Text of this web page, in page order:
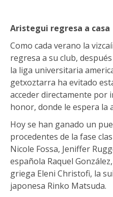
Aristegui regresa a casa
Como cada verano la
regresa a su club,
la liga universitaria
getxoztarra ha evitado
acceder directamente por
honor, donde le espera la
Hoy se han ganado un
procedentes de la fase
Nicole Fossa, Jeniffer
española Raquel
griega Eleni Christofi, la
japonesa Rinko Matsuda.